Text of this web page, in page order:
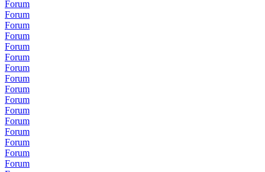
Forum
Forum
Forum
Forum
Forum
Forum
Forum
Forum
Forum
Forum
Forum
Forum
Forum
Forum
Forum
Forum